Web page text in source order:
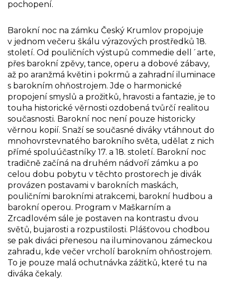
pochopení.
Barokní noc na zámku Český Krumlov propojuje
v jednom večeru škálu výrazových prostředků 18.
století. Od pouličních výstupů commedie dell´arte,
přes barokní zpěvy, tance, operu a dobové zábavy,
až po aranžmá květin i pokrmů a zahradní iluminace
s barokním ohňostrojem. Jde o harmonické
propojení smyslů a prožitků, hravosti a fantazie, je to
touha historické věrnosti ozdobená tvůrčí realitou
současnosti. Barokní noc není pouze historicky
věrnou kopií. Snaží se současné diváky vtáhnout do
mnohovrstevnatého barokního světa, udělat z nich
přímé spoluúčastníky 17. a 18. století. Barokní noc
tradičně začíná na druhém nádvoří zámku a po
celou dobu pobytu v těchto prostorech je divák
provázen postavami v barokních maskách,
pouličními barokními atrakcemi, barokní hudbou a
barokní operou. Program v Maškarním a
Zrcadlovém sále je postaven na kontrastu dvou
světů, bujarosti a rozpustilosti. Plášťovou chodbou
se pak diváci přenesou na iluminovanou zámeckou
zahradu, kde večer vrcholí barokním ohňostrojem.
To je pouze malá ochutnávka zážitků, které tu na
diváka čekaly.